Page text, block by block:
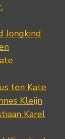
Jongkind
ten Kate
Kleijn
Karel